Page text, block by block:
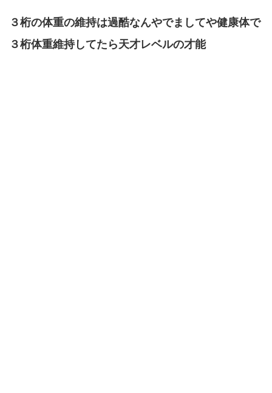
３桁の体重の維持は過酷なんやでましてや健康体で
３桁体重維持してたら天才レベルの才能